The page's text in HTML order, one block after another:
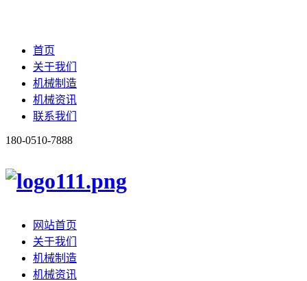
首页
关于我们
机械制造
机械资讯
联系我们
180-0510-7888
网站首页
关于我们
机械制造
机械资讯